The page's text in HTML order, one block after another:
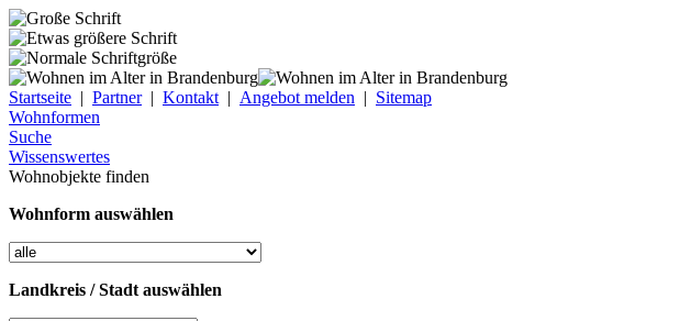
Startseite | Partner| Kontakt | Angebot melden | Sitemap
Wohnformen
Suche
Wissenswertes
Wohnobjekte finden
Wohnform auswählen
Landkreis / Stadt auswählen